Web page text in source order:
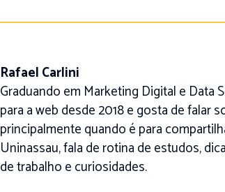
Rafael Carlini
Graduando em Marketing Digital e Data
para a web desde 2018 e gosta de falar
principalmente quando é para
Uninassau, fala de rotina de estudos,
de trabalho e curiosidades.